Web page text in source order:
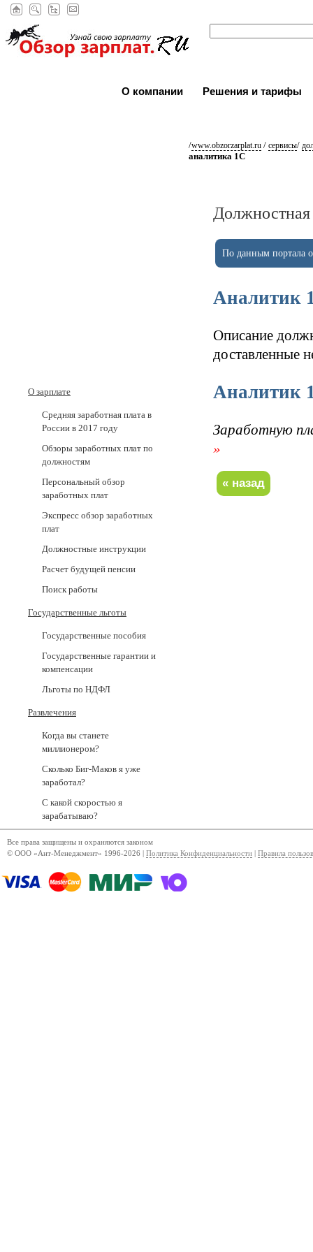
О компании Решения и тарифы
/www.obzorzarplat.ru / сервисы/
аналитика 1С
О зарплате
Средняя заработная плата в
России в 2017 годy
Обзоры заработных плат по
должностям
Персональный обзор
заработных плат
Экспресс обзор заработных
плат
Должностные инструкции
Расчет будущей пенсии
Поиск работы
Государственные льготы
Государственные пособия
Государственные гарантии и
компенсации
Льготы по НДФЛ
Развлечения
Когда вы станете
миллионером?
Сколько Биг-Маков я уже
заработал?
С какой скоростью я
зарабатываю?
По данным портала
Аналитик
Описание
доставленные
Аналитик
Заработную
»
Все права защищены и охраняются законом
© ООО «Ант-Менеджмент» 1996-2026 | Политика Конфиденциальности Правила